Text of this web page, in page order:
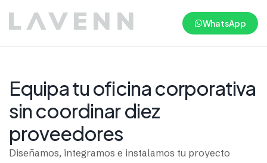
WhatsApp
Equipa tu oficina corporativa
sin coordinar diez
proveedores
Diseñamos, integramos e instalamos tu proyecto